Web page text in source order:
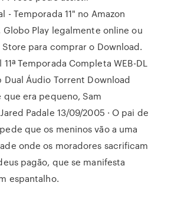
- Temporada 11" no Amazon
Globo Play legalmente online ou
para comprar o Download.
Temporada Completa WEB-DL
Dual Áudio Torrent Download
que era pequeno, Sam
Padale 13/09/2005 · O pai de
que os meninos vão a uma
onde os moradores sacrificam
pagão, que se manifesta
espantalho.